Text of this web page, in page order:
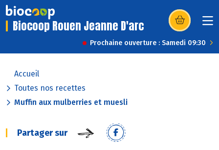
Biocoop Rouen Jeanne D'arc (s’ouvre dans
Prochaine ouverture : Samedi 09:30
Accueil
Toutes nos recettes
Muffin aux mulberries et muesli
Partager sur